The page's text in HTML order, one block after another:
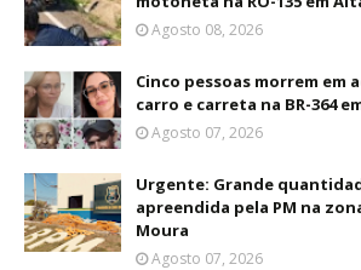
Agosto 08, 2026
Cinco pessoas morrem em
carro e carreta na BR-364
Agosto 07, 2026
Urgente: Grande
apreendida pela PM na
Moura
Agosto 07, 2026